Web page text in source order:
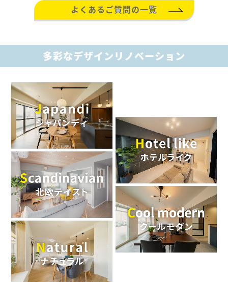
よくあるご質問の一覧
多彩なデザインリノベーション